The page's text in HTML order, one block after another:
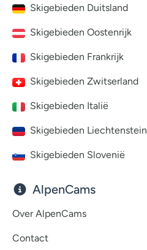
Skigebieden Duitsland
Skigebieden Oostenrijk
Skigebieden Frankrijk
Skigebieden Zwitserland
Skigebieden Italië
Skigebieden Liechtenstein
Skigebieden Slovenië
AlpenCams
Over AlpenCams
Contact